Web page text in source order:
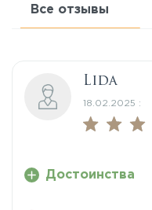
Все отзывы
Lida
18.02.2025 :
Достоинства